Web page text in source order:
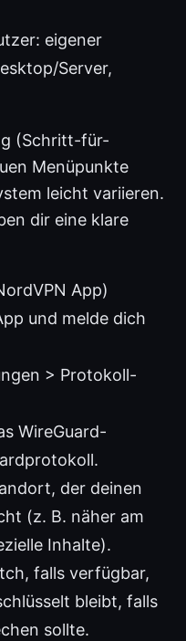
eigener
Server,
(Schritt-für-
Menüpunkte
leicht variieren.
dir eine klare
App)
und melde dich
> Protokoll-
WireGuard-
der deinen
(z. B. näher am
Inhalte).
falls verfügbar,
bleibt, falls
sollte.